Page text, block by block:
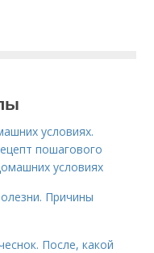
условиях.
пошагового
условиях
Причины
После, какой